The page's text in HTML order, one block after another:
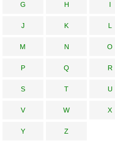
G H I
J K L
M N O
P Q R
S T U
V W X
Y Z